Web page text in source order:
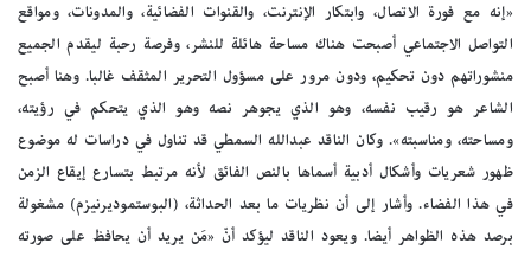
«إنه مع فورة الاتصال، وابتكار الإنترنت، والقنوات الفضائية، والمدونات، ومواقع
التواصل الاجتماعي أصبحت هناك مساحة هائلة للنشر، وفرصة رحبة ليقدم الجميع
منشوراتهم دون تحكيم، ودون مرور على مسؤول التحرير المثقف غالبا. وهنا أصبح
الشاعر هو رقيب نفسه، وهو الذي يجوهر نصه وهو الذي يتحكم في رؤيته،
ومساحته، ومناسبته». وكان الناقد عبدالله السمطي قد تناول في دراسات له موضوع
ظهور شعريات وأشكال أدبية أسماها بالنص الفائق لأنه مرتبط بتسارع إيقاع الزمن
في هذا الفضاء. وأشار إلى أن نظريات ما بعد الحداثة، (البوستموديرنيزم) مشغولة
برصد هذه الظواهر أيضا. ويعود الناقد ليؤكد أنّ «مَن يريد أن يحافظ على صورته